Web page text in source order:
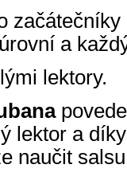
a
lektory.
lektor a
naučit